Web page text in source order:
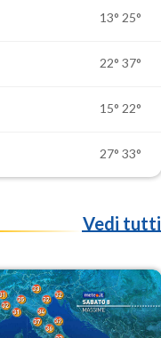
13° 25°
22° 37°
15° 22°
27° 33°
Vedi tutti